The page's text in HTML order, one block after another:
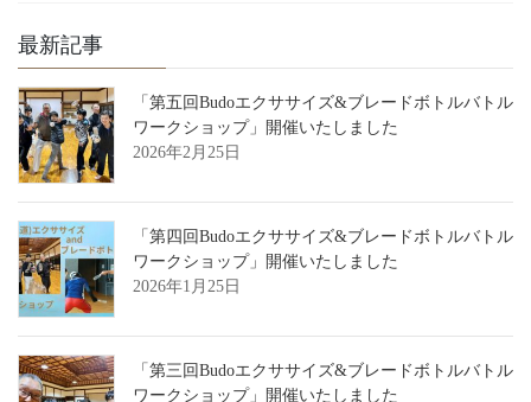
最新記事
「第五回Budoエクササイズ&ブレードボトルバトル
ワークショップ」開催いたしました
2026年2月25日
「第四回Budoエクササイズ&ブレードボトルバトル
ワークショップ」開催いたしました
2026年1月25日
「第三回Budoエクササイズ&ブレードボトルバトル
ワークショップ」開催いたしました